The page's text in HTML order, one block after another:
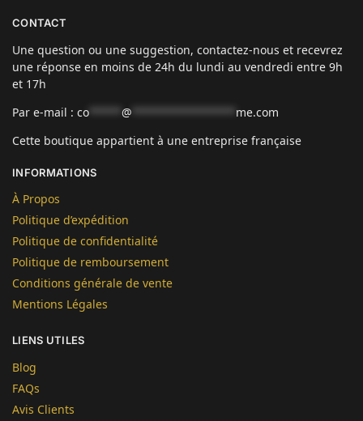
CONTACT
Une question ou une suggestion, contactez-nous et recevrez
une réponse en moins de 24h du lundi au vendredi entre 9h
et 17h
Par e-mail : co @
me.com
Cette boutique appartient à une entreprise française
INFORMATIONS
À Propos
Politique d’expédition
Politique de confidentialité
Politique de remboursement
Conditions générale de vente
Mentions Légales
LIENS UTILES
Blog
FAQs
Avis Clients